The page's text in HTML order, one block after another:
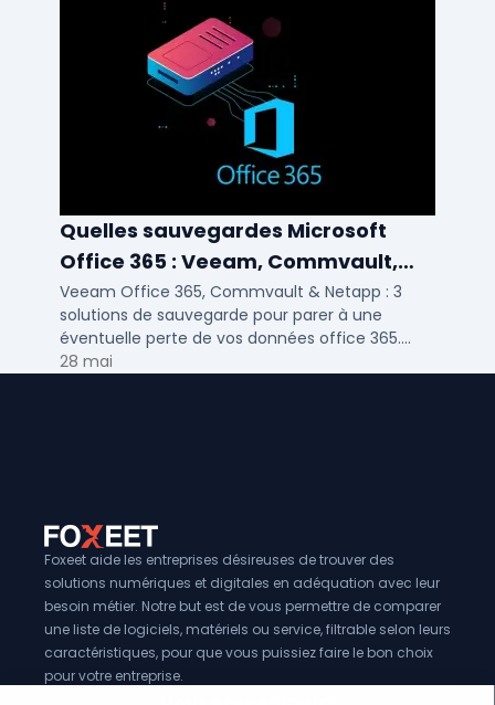
Quelles sauvegardes Microsoft
Office 365 : Veeam, Commvault,
Netapp
Veeam Office 365, Commvault & Netapp : 3
solutions de sauvegarde pour parer à une
éventuelle perte de vos données office 365.
Voici notre ...
28 mai
Foxeet aide les entreprises désireuses de trouver des
solutions numériques et digitales en adéquation avec leur
besoin métier. Notre but est de vous permettre de comparer
une liste de logiciels, matériels ou service, filtrable selon leurs
caractéristiques, pour que vous puissiez faire le bon choix
pour votre entreprise.